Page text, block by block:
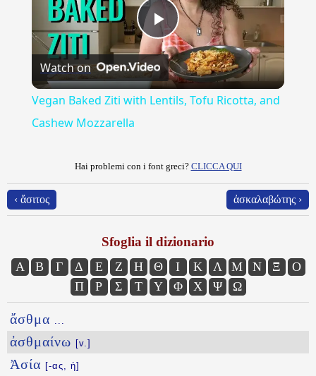
Play
Video
Watch on
Vegan Baked Ziti with Lentils, Tofu Ricotta, and
Cashew Mozzarella
Hai problemi con i font greci? CLICCA QUI
‹ ἄσιτος ἀσκαλαβώτης ›
Sfoglia il dizionario
Α Β Γ Δ Ε Ζ Η Θ Ι Κ Λ Μ Ν Ξ
Ο
Π
Ρ Σ Τ Υ Φ Χ Ψ Ω
ἄσθμα ...
ἀσθμαίνω [v.]
Ἀσία [-ας, ἡ]